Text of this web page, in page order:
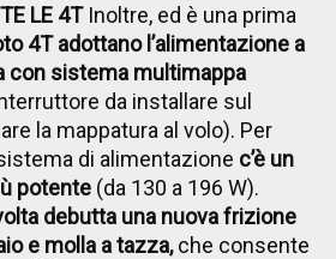
LE 4TInoltre, ed è una prima
4T adottano l’alimentazione a
con sistema multimappa
da installare sul
la mappatura al volo). Per
di alimentazione c’è un
potente (da 130 a 196 W).
debutta una nuova frizione
e molla a tazza,che consente